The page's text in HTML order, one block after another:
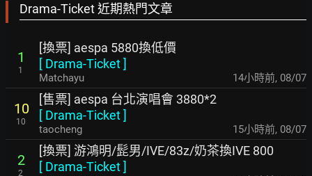
Drama-Ticket 近期熱門文章
1
1
[換票] aespa 5880換低價
[ Drama-Ticket]
Matchayu 14小時前, 08/07
10
10
[售票] aespa 台北演唱會 3880*2
[ Drama-Ticket]
taocheng 15小時前, 08/07
2
2
[換票] 游鴻明/髭男/IVE/83z/奶茶換IVE 800
[ Drama-Ticket]